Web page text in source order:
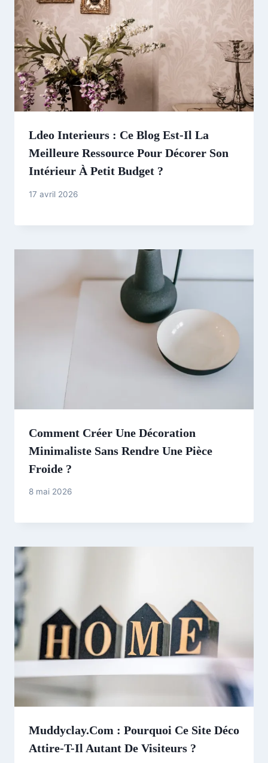
Ldeo Interieurs : Ce Blog Est-Il La
Meilleure Ressource Pour Décorer Son
Intérieur À Petit Budget ?
17 avril 2026
Comment Créer Une Décoration
Minimaliste Sans Rendre Une Pièce
Froide ?
8 mai 2026
Muddyclay.com : Pourquoi Ce Site Déco
Attire-T-Il Autant De Visiteurs ?